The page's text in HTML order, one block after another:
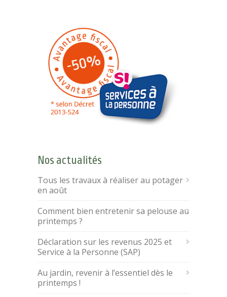
Nos actualités
Tous les travaux à réaliser au potager
en août
Comment bien entretenir sa pelouse au
printemps ?
Déclaration sur les revenus 2025 et
Service à la Personne (SAP)
Au jardin, revenir à l’essentiel dès le
printemps !